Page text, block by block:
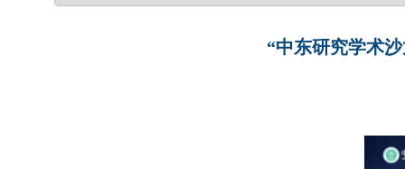
“中东研究学术